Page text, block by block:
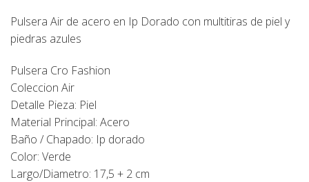
39,00€. 35,00€.
Pulsera Air de acero en Ip Dorado con multitiras de piel y
piedras azules
Pulsera Cro Fashion
Coleccion Air
Detalle Pieza: Piel
Material Principal: Acero
Baño / Chapado: Ip dorado
Color: Verde
Largo/Diametro: 17,5 + 2 cm